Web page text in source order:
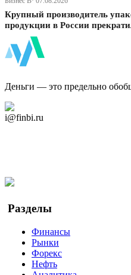
Крупный производитель
продукции в России
Деньги — это предельно
i@finbi.ru
Разделы
Финансы
Рынки
Форекс
Нефть